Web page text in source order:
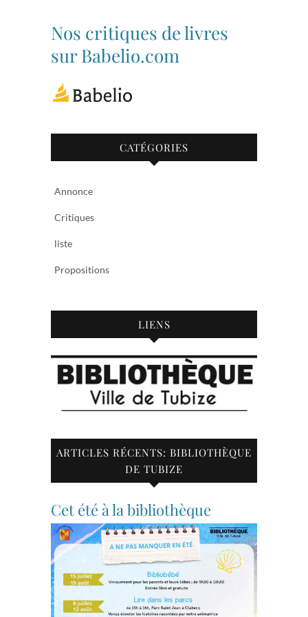
bibliothequetubize
sur
Facebook
Tuclasakoi
sur
Twitter
Nos critiques de livres
sur Babelio.com
CATÉGORIES
Annonce
Critiques
liste
Propositions
LIENS
ARTICLES RÉCENTS: BIBLIOTHÈQUE
DE TUBIZE
Cet été à la bibliothèque